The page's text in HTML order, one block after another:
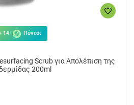
14 Πόντοι
Scrub για Απολέπιση της
200ml